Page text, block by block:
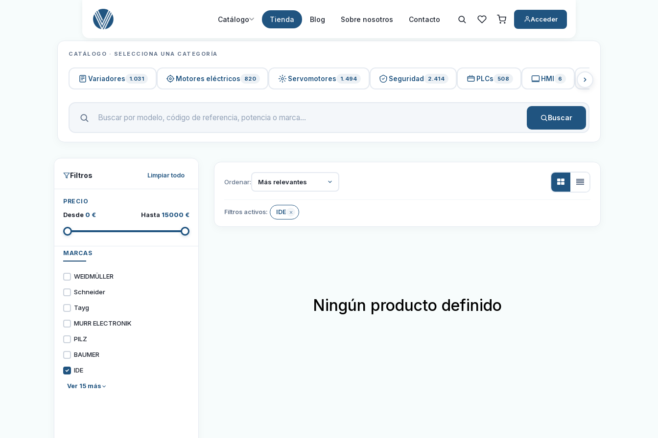
Catálogo Tienda Blog Sobre nosotros Contacto Acceder
CATÁLOGO · SELECCIONA UNA CATEGORÍA
Variadores 1.031 Motores eléctricos 820 Servomotores 1.494 Seguridad 2.414 PLCs 508 HMI 6
Buscar
Filtros Limpiar todo
PRECIO
Desde 0 € Hasta 15000 €
MARCAS
WEIDMÜLLER
Schneider
Tayg
MURR ELECTRONIK
PILZ
BAUMER
IDE
Ver 15 más
Ordenar: Más relevantes
Filtros activos: IDE
Ningún producto definido